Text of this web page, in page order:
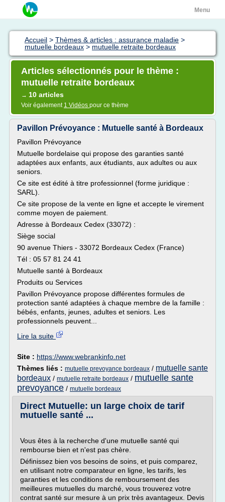
Menu
Accueil > Thèmes & articles : assurance maladie >
mutuelle bordeaux > mutuelle retraite bordeaux
Articles sélectionnés pour le thème :
mutuelle retraite bordeaux
→ 10 articles
Voir également 1 Vidéos pour ce thème
Pavillon Prévoyance : Mutuelle santé à Bordeaux
Pavillon Prévoyance
Mutuelle bordelaise qui propose des garanties santé
adaptées aux enfants, aux étudiants, aux adultes ou aux
seniors.
Ce site est édité à titre professionnel (forme juridique :
SARL).
Ce site propose de la vente en ligne et accepte le virement
comme moyen de paiement.
Adresse à Bordeaux Cedex (33072) :
Siège social
90 avenue Thiers - 33072 Bordeaux Cedex (France)
Tél : 05 57 81 24 41
Mutuelle santé à Bordeaux
Produits ou Services
Pavillon Prévoyance propose différentes formules de
protection santé adaptées à chaque membre de la famille :
bébés, enfants, jeunes, adultes et seniors. Les
professionnels peuvent...
Lire la suite
Site : https://www.webrankinfo.net
Thèmes liés : mutuelle prevoyance bordeaux / mutuelle sante
bordeaux / mutuelle retraite bordeaux / mutuelle sante
prevoyance / mutuelle bordeaux
Direct Mutuelle: un large choix de tarif
mutuelle santé ...
Vous êtes à la recherche d'une mutuelle santé qui
rembourse bien et n'est pas chère.
Définissez bien vos besoins de soins, et puis comparez,
en utilisant notre comparateur en ligne, les tarifs, les
garanties et les conditions de remboursement des
meilleures mutuelles du marché, vous trouverez votre
contrat santé sur mesure à un prix très avantageux. Devis